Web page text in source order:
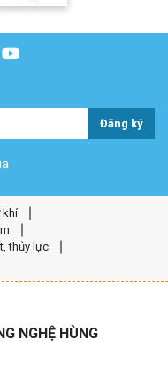
Đăng ký
khí
thủy lực
NGHỆ HÙNG